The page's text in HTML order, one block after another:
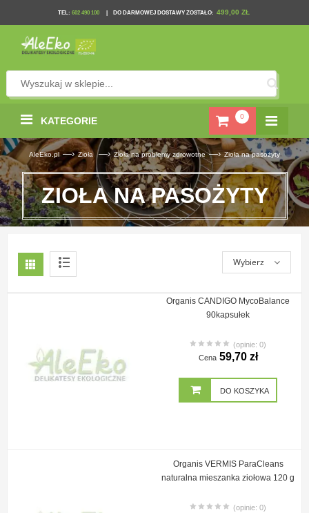
TEL: 602 490 100 DO DARMOWEJ DOSTAWY ZOSTAŁO: 499,00 ZŁ
0
KATEGORIE
AleEko.pl —› Zioła —› Zioła na problemy zdrowotne —› Zioła na pasożyty
ZIOŁA NA PASOŻYTY
Wybierz
Organis CANDIGO MycoBalance
90kapsułek
(opinie: 0)
Cena 59,70 zł
DO KOSZYKA
Organis VERMIS ParaCleans
naturalna mieszanka ziołowa 120 g
(opinie: 0)